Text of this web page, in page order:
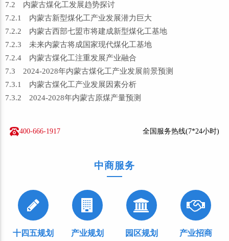
7.2 内蒙古煤化工发展趋势探讨
7.2.1 内蒙古新型煤化工产业发展潜力巨大
7.2.2 内蒙古西部七盟市将建成新型煤化工基地
7.2.3 未来内蒙古将成国家现代煤化工基地
7.2.4 内蒙古煤化工注重发展产业融合
7.3 2024-2028年内蒙古煤化工产业发展前景预测
7.3.1 内蒙古煤化工产业发展因素分析
7.3.2 2024-2028年内蒙古原煤产量预测
400-666-1917 全国服务热线(7*24小时)
中商服务
十四五规划 产业规划 园区规划 产业招商